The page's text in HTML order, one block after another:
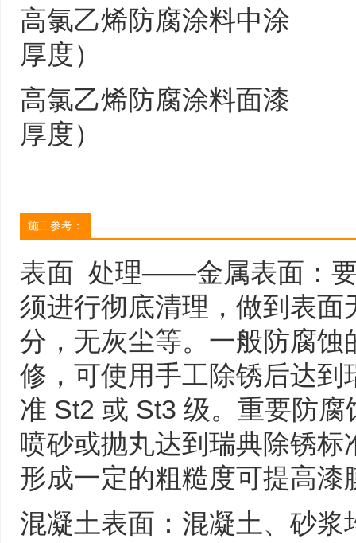
高氯乙烯防腐涂料
厚度）
高氯乙烯防腐涂料
厚度）
施工参考：
表面 处理——金属表面：
须进行彻底清理，做到表
分，无灰尘等。一般防腐
修，可使用手工除锈后达
准 St2 或 St3 级。重要防
喷砂或抛丸达到瑞典除锈
形成一定的粗糙度可提高漆
混凝土表面：混凝土、砂